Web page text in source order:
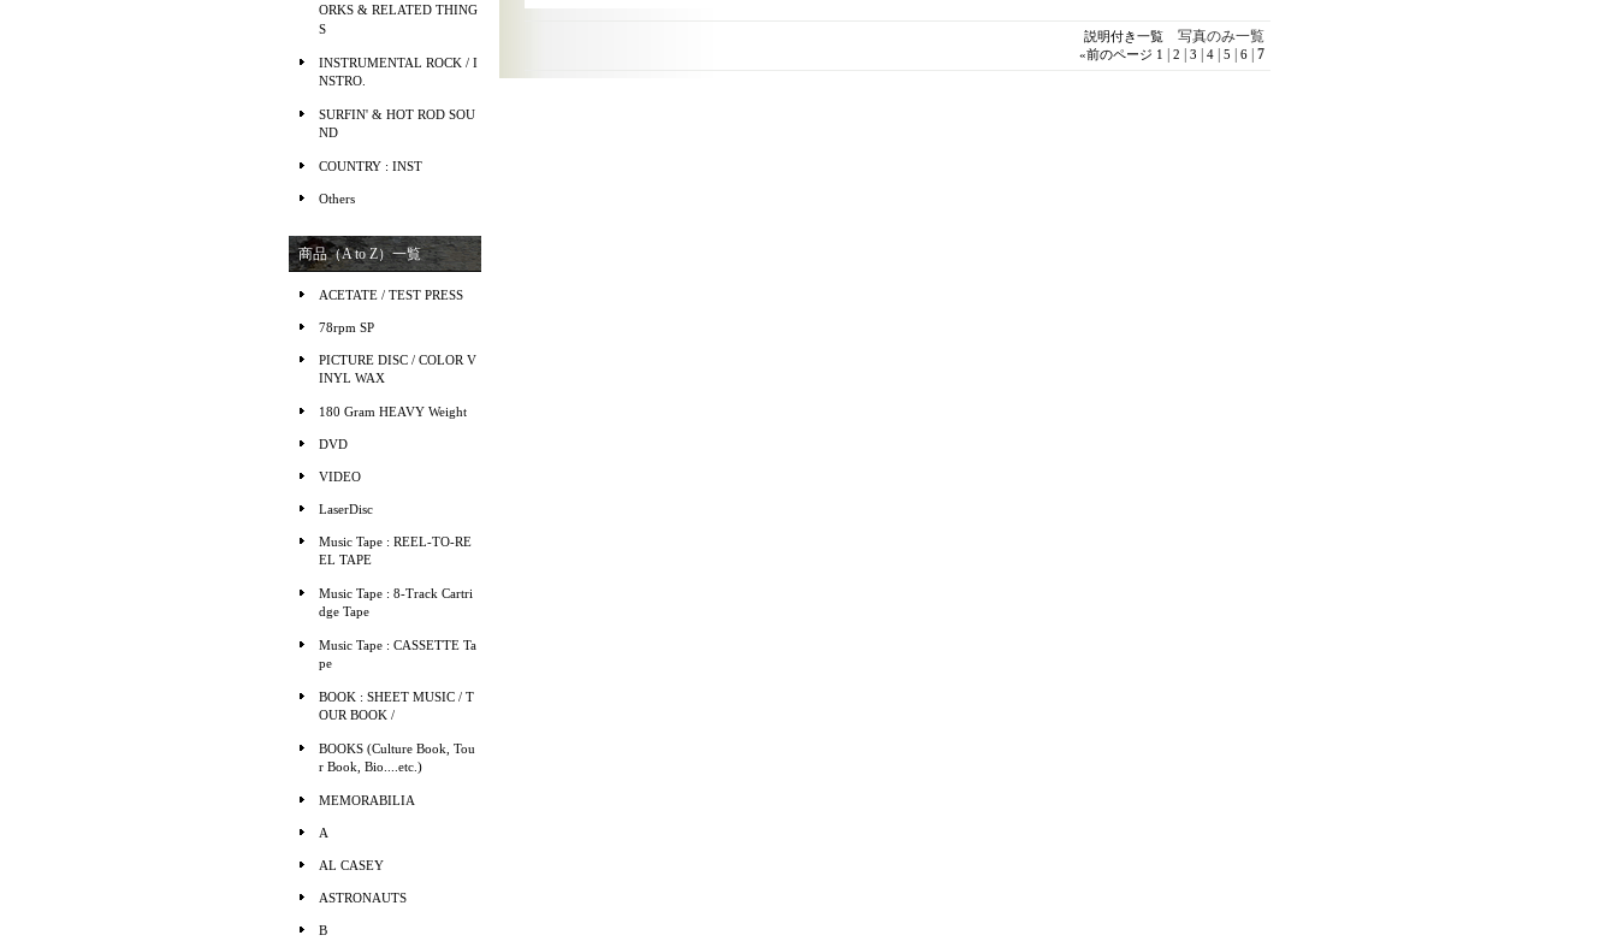
ORKS & RELATED THING
S
INSTRUMENTAL ROCK / I
NSTRO.
SURFIN' & HOT ROD SOU
ND
COUNTRY : INST
Others
商品（A to Z）一覧
ACETATE / TEST PRESS
78rpm SP
PICTURE DISC / COLOR V
INYL WAX
180 Gram HEAVY Weight
DVD
VIDEO
LaserDisc
Music Tape : REEL-TO-RE
EL TAPE
Music Tape : 8-Track Cartri
dge Tape
Music Tape : CASSETTE Ta
pe
BOOK : SHEET MUSIC / T
OUR BOOK /
BOOKS (Culture Book, Tou
r Book, Bio....etc.)
MEMORABILIA
A
AL CASEY
ASTRONAUTS
B
説明付き一覧写真のみ一覧
«前のページ 1 2 3 4| 5 6| 7